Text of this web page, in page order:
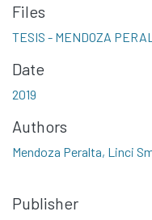
Files
TESIS - MENDOZA
Date
2019
Authors
Mendoza Peralta, Linci
Publisher